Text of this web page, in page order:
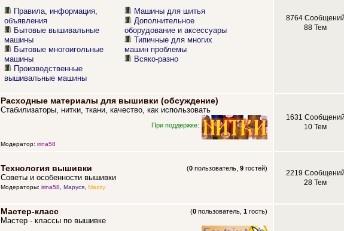
Правила, информация,
объявления
Бытовые вышивальные
машины
Бытовые многоигольные
машины
Производственные
вышивальные машины
Машины для шитья
Дополнительное
оборудование и аксессуары
Типичные для многих
машин проблемы
Всяко-разно
8764 Сообщений
88 Тем
Расходные материалы для вышивки (обсуждение)
Стабилизаторы, нитки, ткани, качество, как использовать
При поддержке:
Модератор: irina58
1631 Сообщений
10 Тем
Технология вышивки (0 пользователь,9 гостей)
Советы и особенности вышивки
Модераторы: irina58, Маруся, Mazzy
2219 Сообщений
28 Тем
Мастер-класс (0 пользователь,1 гость)
Мастер - классы по вышивке